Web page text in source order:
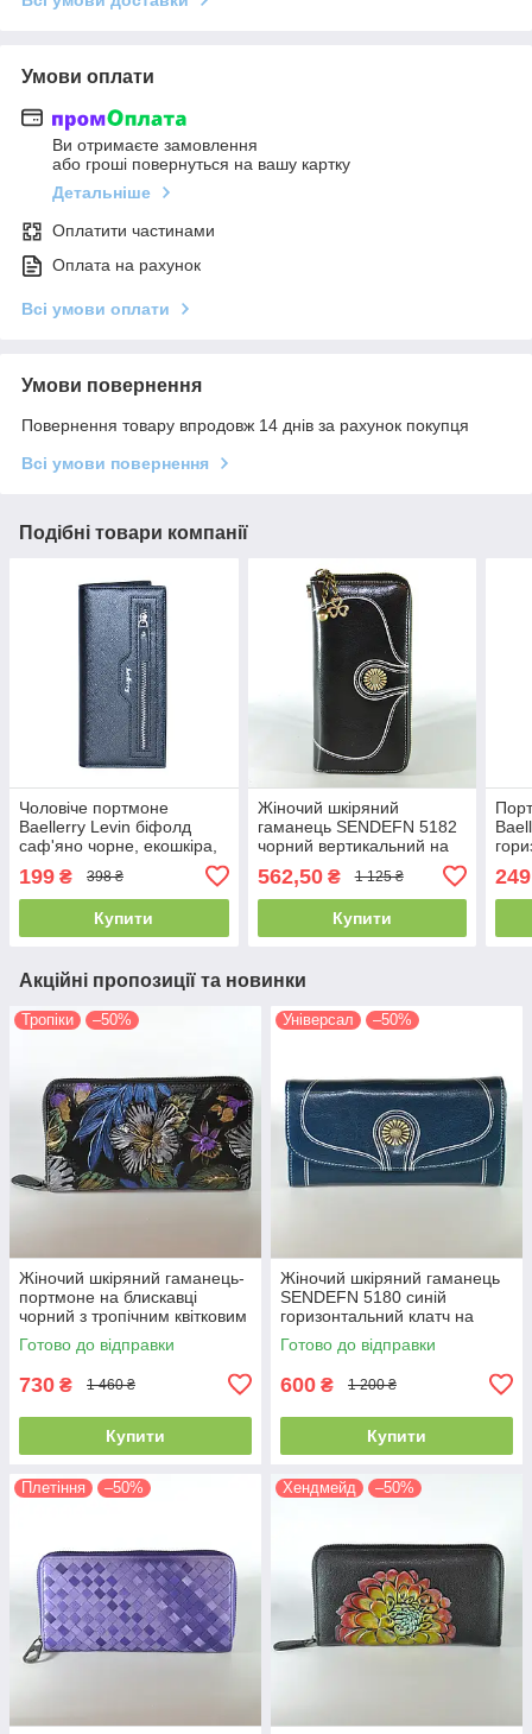
Умови оплати
Ви отримаєте замовлення
або гроші повернуться на вашу картку
Детальніше
Оплатити частинами
Оплата на рахунок
Всі умови оплати
Умови повернення
Повернення товару впродовж 14 днів за рахунок покупця
Всі умови повернення
Подібні товари компанії
Чоловіче портмоне
Baellerry Levin біфолд
саф'яно чорне, екошкіра,
199 ₴ 398 ₴
Купити
Жіночий шкіряний
гаманець SENDEFN 5182
чорний вертикальний на
блискавці з ремінцем 20
см
562,50₴ 1 125 ₴
Купити
249
Акційні пропозиції та новинки
Тропіки –50%
Жіночий шкіряний гаманець-
портмоне на блискавці
чорний з тропічним квітковим
розписом
Готово до відправки
730 ₴ 1 460 ₴
Купити
Універсал –50%
Жіночий шкіряний гаманець
SENDEFN 5180 синій
горизонтальний клатч на
кнопці
Готово до відправки
600 ₴ 1 200 ₴
Купити
Плетіння –50% Хендмейд –50%